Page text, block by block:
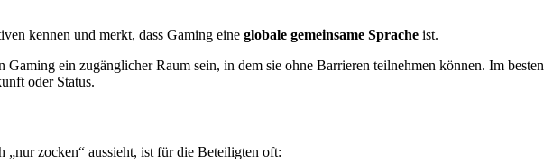
kennen und merkt, dass Gaming eine globale gemeinsame Sprache ist.
Gaming ein zugänglicher Raum sein, in dem sie ohne Barrieren teilnehmen können. Im besten
oder Status.
„nur zocken“ aussieht, ist für die Beteiligten oft: